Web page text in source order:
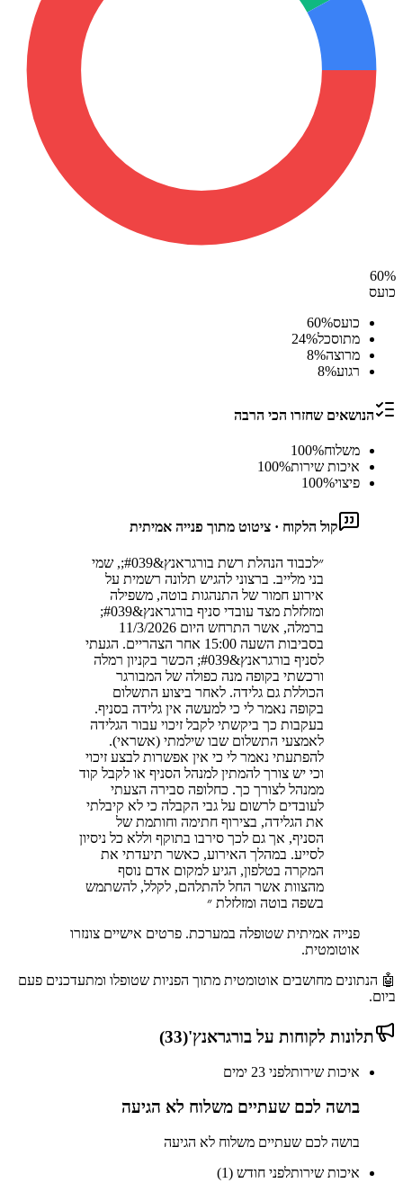
60%
כועס
כועס
60%
מתוסכל
24%
מרוצה
8%
רגוע
8%
הנושאים שחזרו הכי הרבה
משלוח 100%
איכות שירות
100%
פיצוי
100%
קול הלקוח · ציטוט מתוך פנייה אמיתית
״
לכבוד הנהלת רשת בורגראנץ&#039;, שמי
בני מלייב. ברצוני להגיש תלונה רשמית על
אירוע חמור של התנהגות בוטה, משפילה
ומזלזלת מצד עובדי סניף בורגראנץ&#039;
ברמלה, אשר התרחש היום 11/3/2026
בסביבות השעה 15:00 אחר הצהריים. הגעתי
לסניף בורגראנץ&#039; הכשר בקניון רמלה
ורכשתי בקופה מנה כפולה של המבורגר
הכוללת גם גלידה. לאחר ביצוע התשלום
בקופה נאמר לי כי למעשה אין גלידה בסניף.
בעקבות כך ביקשתי לקבל זיכוי עבור הגלידה
לאמצעי התשלום שבו שילמתי (אשראי).
להפתעתי נאמר לי כי אין אפשרות לבצע זיכוי
וכי יש צורך להמתין למנהל הסניף או לקבל קוד
ממנהל לצורך כך. כחלופה סבירה הצעתי
לעובדים לרשום על גבי הקבלה כי לא קיבלתי
את הגלידה, בצירוף חתימה וחותמת של
הסניף, אך גם לכך סירבו בתוקף וללא כל ניסיון
לסייע. במהלך האירוע, כאשר תיעדתי את
המקרה בטלפון, הגיע למקום אדם נוסף
מהצוות אשר החל להתלהם, לקלל, להשתמש
בשפה בוטה ומזלזלת ״
פנייה אמיתית שטופלה במערכת. פרטים אישיים צונזרו
אוטומטית.
🤖 הנתונים מחושבים אוטומטית מתוך הפניות שטופלו ומתעדכנים פעם
ביום.
תלונות לקוחות על בורגראנץ'(
33
)
איכות שירותלפני 23 ימים
בושה לכם שעתיים משלוח לא הגיעה
בושה לכם שעתיים משלוח לא הגיעה
איכות שירותלפני חודש (1)